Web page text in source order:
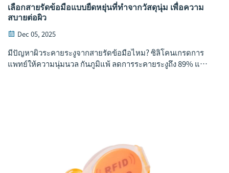
เลือกสายรัดข้อมือแบบยืดหยุ่นที่ทำจากวัสดุนุ่ม เพื่อความ
สบายต่อผิว
Dec 05, 2025
มีปัญหาผิวระคายระงูจากสายรัดข้อมือไหม? ซิลิโคนเกรดการ
แพทย์ให้ความนุ่มนวล กันภูมิแพ้ ลดการระคายระงูถึง 89% และ